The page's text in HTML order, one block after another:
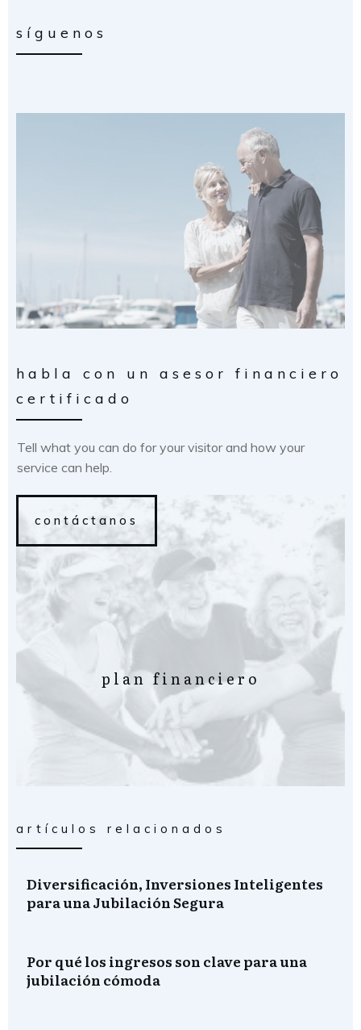
síguenos
habla con un asesor financiero
certificado
Tell what you can do for your visitor and how your
service can help.
contáctanos
plan financiero
artículos relacionados
Diversificación, Inversiones Inteligentes
para una Jubilación Segura
Por qué los ingresos son clave para una
jubilación cómoda